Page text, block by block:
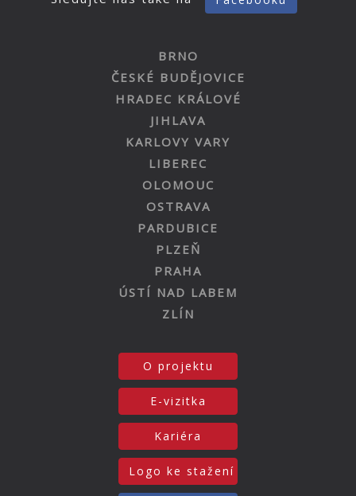
BRNO
ČESKÉ BUDĚJOVICE
HRADEC KRÁLOVÉ
JIHLAVA
KARLOVY VARY
LIBEREC
OLOMOUC
OSTRAVA
PARDUBICE
PLZEŇ
PRAHA
ÚSTÍ NAD LABEM
ZLÍN
O projektu
E-vizitka
Kariéra
Logo ke stažení